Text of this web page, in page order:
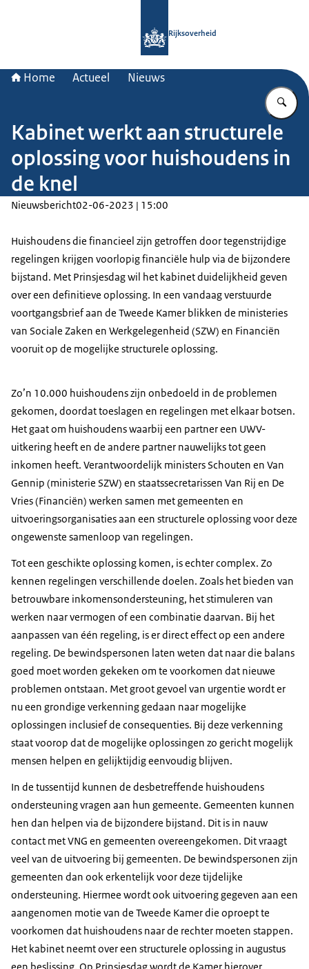
Rijksoverheid
Home Actueel Nieuws
Kabinet werkt aan structurele
oplossing voor huishoudens in
de knel
Nieuwsbericht02-06-2023 | 15:00
Huishoudens die financieel zijn getroffen door tegenstrijdige
regelingen krijgen voorlopig financiële hulp via de bijzondere
bijstand. Met Prinsjesdag wil het kabinet duidelijkheid geven
over een definitieve oplossing. In een vandaag verstuurde
voortgangsbrief aan de Tweede Kamer blikken de ministeries
van Sociale Zaken en Werkgelegenheid (SZW) en Financiën
vooruit op de mogelijke structurele oplossing.
Zo’n 10.000 huishoudens zijn onbedoeld in de problemen
gekomen, doordat toeslagen en regelingen met elkaar botsen.
Het gaat om huishoudens waarbij een partner een UWV-
uitkering heeft en de andere partner nauwelijks tot geen
inkomen heeft. Verantwoordelijk ministers Schouten en Van
Gennip (ministerie SZW) en staatssecretarissen Van Rij en De
Vries (Financiën) werken samen met gemeenten en
uitvoeringsorganisaties aan een structurele oplossing voor deze
ongewenste samenloop van regelingen.
Tot een geschikte oplossing komen, is echter complex. Zo
kennen regelingen verschillende doelen. Zoals het bieden van
betrouwbare inkomensondersteuning, het stimuleren van
werken naar vermogen of een combinatie daarvan. Bij het
aanpassen van één regeling, is er direct effect op een andere
regeling. De bewindspersonen laten weten dat naar die balans
goed moet worden gekeken om te voorkomen dat nieuwe
problemen ontstaan. Met groot gevoel van urgentie wordt er
nu een grondige verkenning gedaan naar mogelijke
oplossingen inclusief de consequenties. Bij deze verkenning
staat voorop dat de mogelijke oplossingen zo gericht mogelijk
mensen helpen en gelijktijdig eenvoudig blijven.
In de tussentijd kunnen de desbetreffende huishoudens
ondersteuning vragen aan hun gemeente. Gemeenten kunnen
hen dan helpen via de bijzondere bijstand. Dit is in nauw
contact met VNG en gemeenten overeengekomen. Dit vraagt
veel van de uitvoering bij gemeenten. De bewindspersonen zijn
gemeenten dan ook erkentelijk voor deze tijdelijke
ondersteuning. Hiermee wordt ook uitvoering gegeven aan een
aangenomen motie van de Tweede Kamer die oproept te
voorkomen dat huishoudens naar de rechter moeten stappen.
Het kabinet neemt over een structurele oplossing in augustus